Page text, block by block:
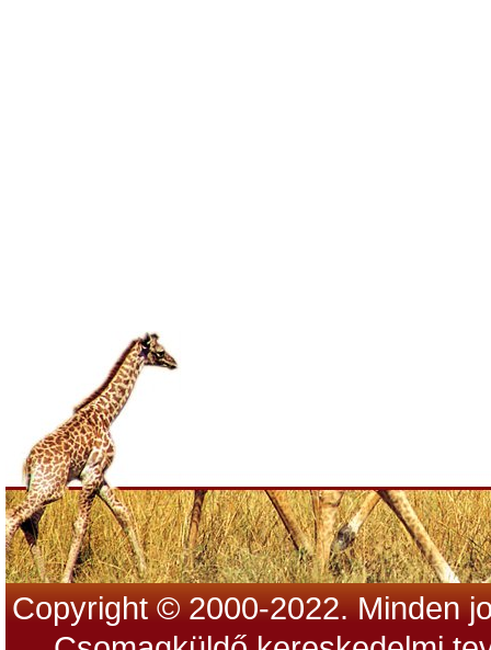
Copyright © 2000-2022. Minden